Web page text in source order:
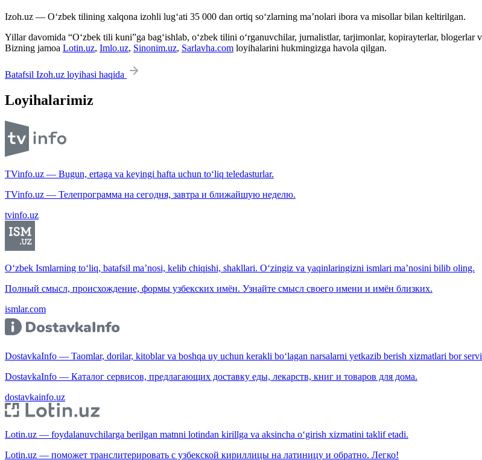
Izoh.uz — O‘zbek tilining xalqona izohli lug‘ati 35 000 dan ortiq so‘zlarning ma’nolari ibora va misollar bilan keltirilgan.
Yillar davomida “O‘zbek tili kuni”ga bag‘ishlab, o‘zbek tilini o‘rganuvchilar, jurnalistlar, tarjimonlar, kopirayterlar,
Bizning jamoa Lotin.uz, Imlo.uz, Sinonim.uz, Sarlavha.com loyihalarini hukmingizga havola qilgan.
Batafsil Izoh.uz loyihasi haqida
Loyihalarimiz
TVinfo.uz — Bugun, ertaga va keyingi hafta uchun to‘liq teledasturlar.
TVinfo.uz — Телепрограмма на сегодня, завтра и ближайшую неделю.
tvinfo.uz
O‘zbek Ismlarning to‘liq, batafsil ma’nosi, kelib chiqishi, shakllari. O‘zingiz va yaqinlaringizni ismlari ma’nosini bilib oling.
Полный смысл, происхождение, формы узбекских имён. Узнайте смысл своего имени и имён близких.
ismlar.com
DostavkaInfo — Taomlar, dorilar, kitoblar va boshqa uy uchun kerakli bo‘lagan narsalarni yetkazib berish xizmatlari bor
DostavkaInfo — Каталог сервисов, предлагающих доставку еды, лекарств, книг и товаров для дома.
dostavkainfo.uz
Lotin.uz — foydalanuvchilarga berilgan matnni lotindan kirillga va aksincha o‘girish xizmatini taklif etadi.
Lotin.uz — поможет транслитерировать с узбекской кириллицы на латиницу и обратно. Легко!